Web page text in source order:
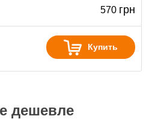
570 грн
Купить
дешевле